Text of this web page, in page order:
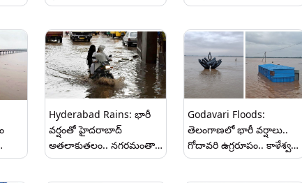
సిబ్బందిపై కర్రలతో దాడి..
వీరంగం
పలు జిల్లాలకు భారీ వర్ష
ఉండాలని సూచన..
Hyderabad Rains: భారీ
వర్షంతో హైదరాబాద్
అతలాకుతలం.. నగరమంతా
ట్రాఫిక్ జామ్.. ప్రజలు
Godavari Floods:
తెలంగాణలో భారీ వర్షాలు..
గోదావరి ఉగ్రరూపం.. కాళేశ్వరం-
భద్రాచలంలో ప్రమాద స్థాయికి